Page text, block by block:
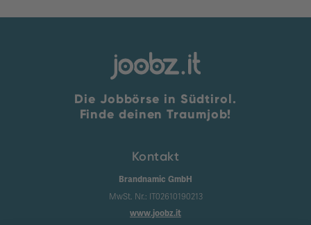
Die Jobbörse in Südtirol.
Finde deinen Traumjob!
Kontakt
Brandnamic GmbH
MwSt. Nr.: IT02610190213
www.joobz.it